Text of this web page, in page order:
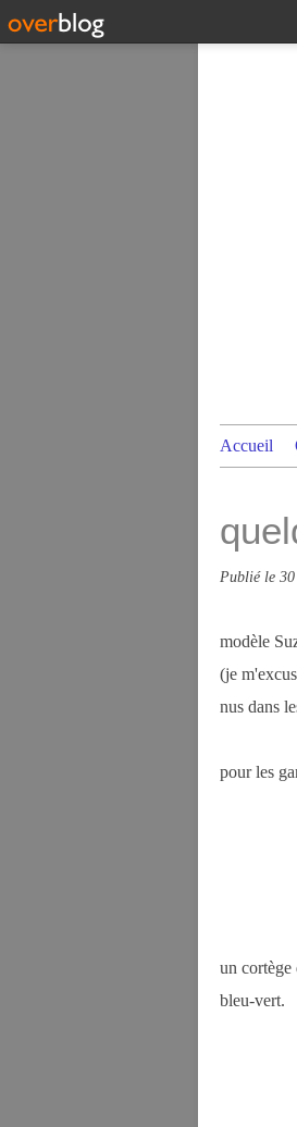
Accueil
Publié le
modèle
(je
nus dans
pour les
un cortège
bleu-vert.